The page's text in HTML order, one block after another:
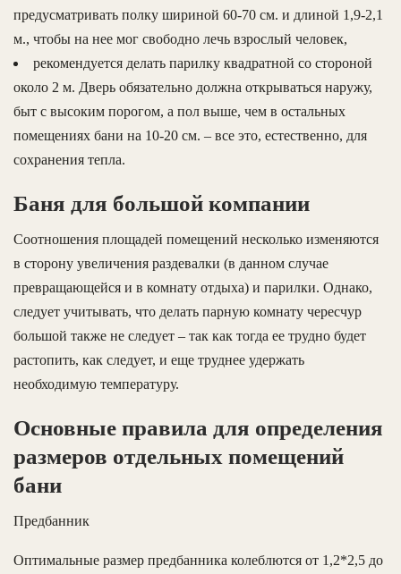
предусматривать полку шириной 60-70 см. и длиной 1,9-2,1
м., чтобы на нее мог свободно лечь взрослый человек,
рекомендуется делать парилку квадратной со стороной
около 2 м. Дверь обязательно должна открываться наружу,
быт с высоким порогом, а пол выше, чем в остальных
помещениях бани на 10-20 см. – все это, естественно, для
сохранения тепла.
Баня для большой компании
Соотношения площадей помещений несколько изменяются
в сторону увеличения раздевалки (в данном случае
превращающейся и в комнату отдыха) и парилки. Однако,
следует учитывать, что делать парную комнату чересчур
большой также не следует – так как тогда ее трудно будет
растопить, как следует, и еще труднее удержать
необходимую температуру.
Основные правила для определения
размеров отдельных помещений
бани
Предбанник
Оптимальные размер предбанника колеблются от 1,2*2,5 до